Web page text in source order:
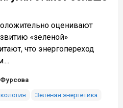
оценивают
«зеленой»
что энергопереход
Зелёная энергетика